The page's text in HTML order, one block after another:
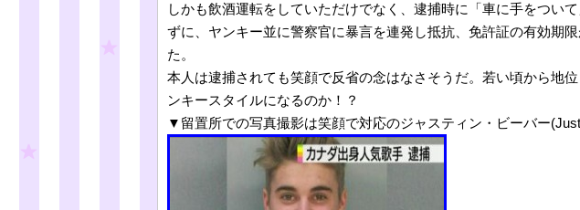
しかも飲酒運転をしていただけでなく、逮捕時に「車に手をつい
ずに、ヤンキー並に警察官に暴言を連発し抵抗、免許証の有効期
た。
本人は逮捕されても笑顔で反省の念はなさそうだ。若い頃から地
ンキースタイルになるのか！？
▼留置所での写真撮影は笑顔で対応のジャスティン・ビーバー